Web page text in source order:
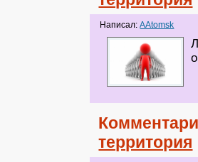
Написал:AAtomsk
территория